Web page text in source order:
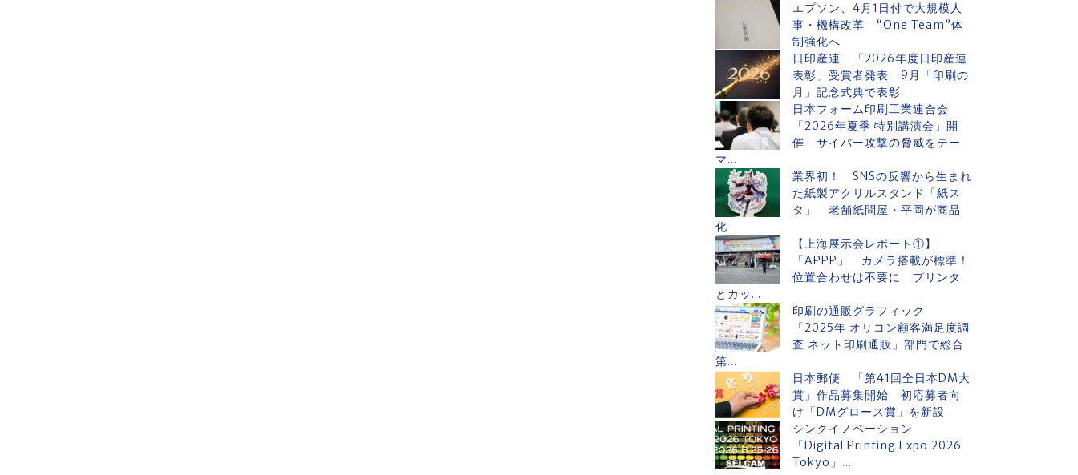
エプソン、4月1日付で大規模人
事・機構改革 “One Team”体
制強化へ
日印産連 「2026年度日印産連
表彰」受賞者発表 9月「印刷の
月」記念式典で表彰
日本フォーム印刷工業連合会
「2026年夏季 特別講演会」開
催 サイバー攻撃の脅威をテー
マ...
業界初！ SNSの反響から生まれ
た紙製アクリルスタンド「紙ス
タ」 老舗紙問屋・平岡が商品
化
【上海展示会レポート①】
「APPP」 カメラ搭載が標準！
位置合わせは不要に プリンタ
とカッ...
印刷の通販グラフィック
「2025年 オリコン顧客満足度調
査 ネット印刷通販」部門で総合
第...
日本郵便 「第41回全日本DM大
賞」作品募集開始 初応募者向
け「DMグロース賞」を新設
シンクイノベーション
「Digital Printing Expo 2026
Tokyo」...